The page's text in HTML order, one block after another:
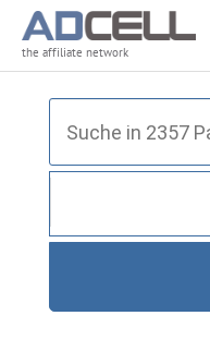
the affiliate network